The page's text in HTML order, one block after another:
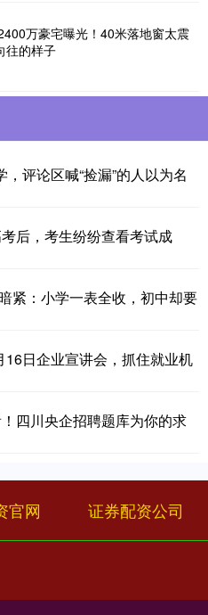
万豪宅曝光！40米落地窗太震
往的样子
评论区喊“捡漏”的人以为名
后，考生纷纷查看考试成
紧：小学一表全收，初中却要
日企业宣讲会，抓住就业机
四川央企招聘题库为你的求
官网 证券配资公司